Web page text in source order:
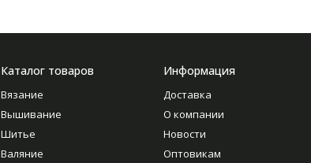
Каталог товаров
Вязание
Вышивание
Шитье
Валяние
Информация
Доставка
О компании
Новости
Оптовикам